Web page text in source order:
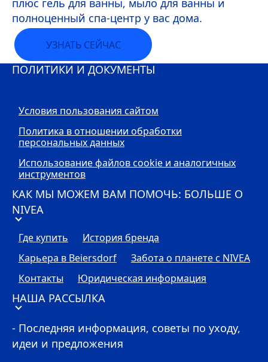
плюс гель для ванны, мыло для ванны и
полноценный спа-центр у вас дома.
УЗНАТЬ СЕЙЧАС
ПОЛИТИКИ И ДОКУМЕНТЫ
Условия пользования сайтом
Политика в отношении обработки
персональных данных
Использование файлов cookie и аналогичных
инструментов
КАК МЫ МОЖЕМ ВАМ ПОМОЧЬ: БОЛЬШЕ О
NIVEA
Где купить
История бренда
Карьера в Beiersdorf
Забота о планете с NIVEA
Контакты
Юридическая информация
НАША РАССЫЛКА
- Последняя информация, советы по уходу,
идеи и предложения